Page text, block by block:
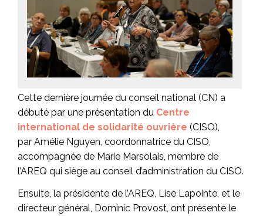
Cette dernière journée du conseil national (CN) a
débuté par une présentation du Centre
international de solidarité ouvrière (CISO),
par Amélie Nguyen, coordonnatrice du CISO,
accompagnée de Marie Marsolais, membre de
l’AREQ qui siège au conseil d’administration du CISO.
Ensuite, la présidente de l’AREQ, Lise Lapointe, et le
directeur général, Dominic Provost, ont présenté le